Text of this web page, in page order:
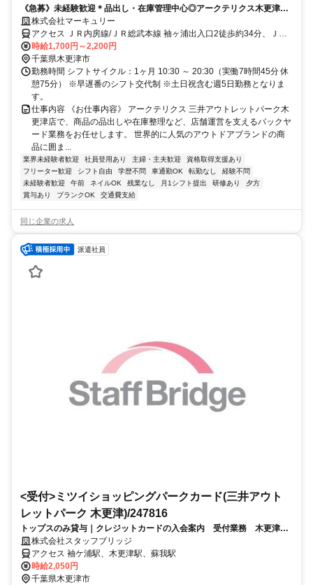
《急募》未経験歓迎＊品出し・在庫管理中心◎アークテリクス木更津店
スタッフ2名募集／高時給が嬉しい♪時給1700～！
株式会社マーキュリー
アクセス ＪＲ内房線/ＪＲ総武本線 袖ヶ浦出入口2徒歩約34分、ＪＲ
内房線/ＪＲ総武本線 巌根東口徒歩約41分 JR「袖ケ浦駅」よりバス約
10分／JR「木更津駅」よりバス約20分※車通勤OK！
時給1,700円～2,200円
千葉県木更津市
勤務時間 シフトサイクル：1ヶ月 10:30 ～ 20:30（実働7時間45分 休
憩75分） ※早遅番のシフト交代制 ※土日祝含む週5日勤務となりま
す。
仕事内容 《お仕事内容》 アークテリクス 三井アウトレットパーク木
更津店で、商品の品出しや在庫整理など、店舗運営を支えるバックヤ
ード業務をお任せします。 世界的に人気のアウトドアブランドの商
品に囲ま...
業界未経験者歓迎 社員登用あり 主婦・主夫歓迎
資格取得支援あり
フリーター歓迎
シフト自由 学歴不問 車通勤OK 転勤なし
経験不問
未経験者歓迎
午前 ネイルOK 残業なし 月1シフト提出 研修あり
夕方
賞与あり
ブランクOK 交通費支給
同じ企業の求人
派遣社員
<受付>ミツイショッピングパークカード(三井アウト
レットパーク 木更津)/247816
トップスのみ貸与｜クレジットカードの入会案内 受付業務 木更津ア
ウトレット（週4日～可・未経験OK）
株式会社スタッフブリッジ
アクセス 袖ケ浦駅、木更津駅、蘇我駅
時給2,050円
千葉県木更津市